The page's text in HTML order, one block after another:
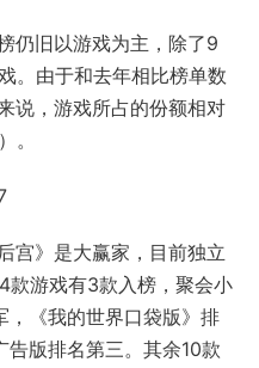
仍旧以游戏为主，除了9
。由于和去年相比榜单数
说，游戏所占的份额相对
。
宫》是大赢家，目前独立
游戏有3款入榜，聚会小
《我的世界口袋版》排
版排名第三。其余10款